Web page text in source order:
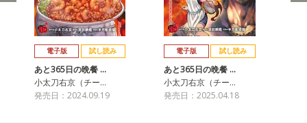
電子版 試し読み
あと365日の晩餐 …
小太刀右京（チー…
発売日：2024.09.19
電子版 試し読み
あと365日の晩餐 …
小太刀右京（チー…
発売日：2025.04.18